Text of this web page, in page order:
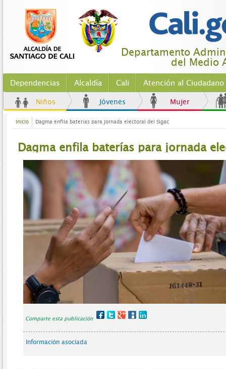
Departamento
del Medio
Dependencias Alcaldía Cali Atención al Ciudadano
Niños Jóvenes Mujer
Inicio Dagma enfila baterías para jornada electoral del Sigac
Dagma enfila baterías para jornada
Comparte esta publicación
Información asociada